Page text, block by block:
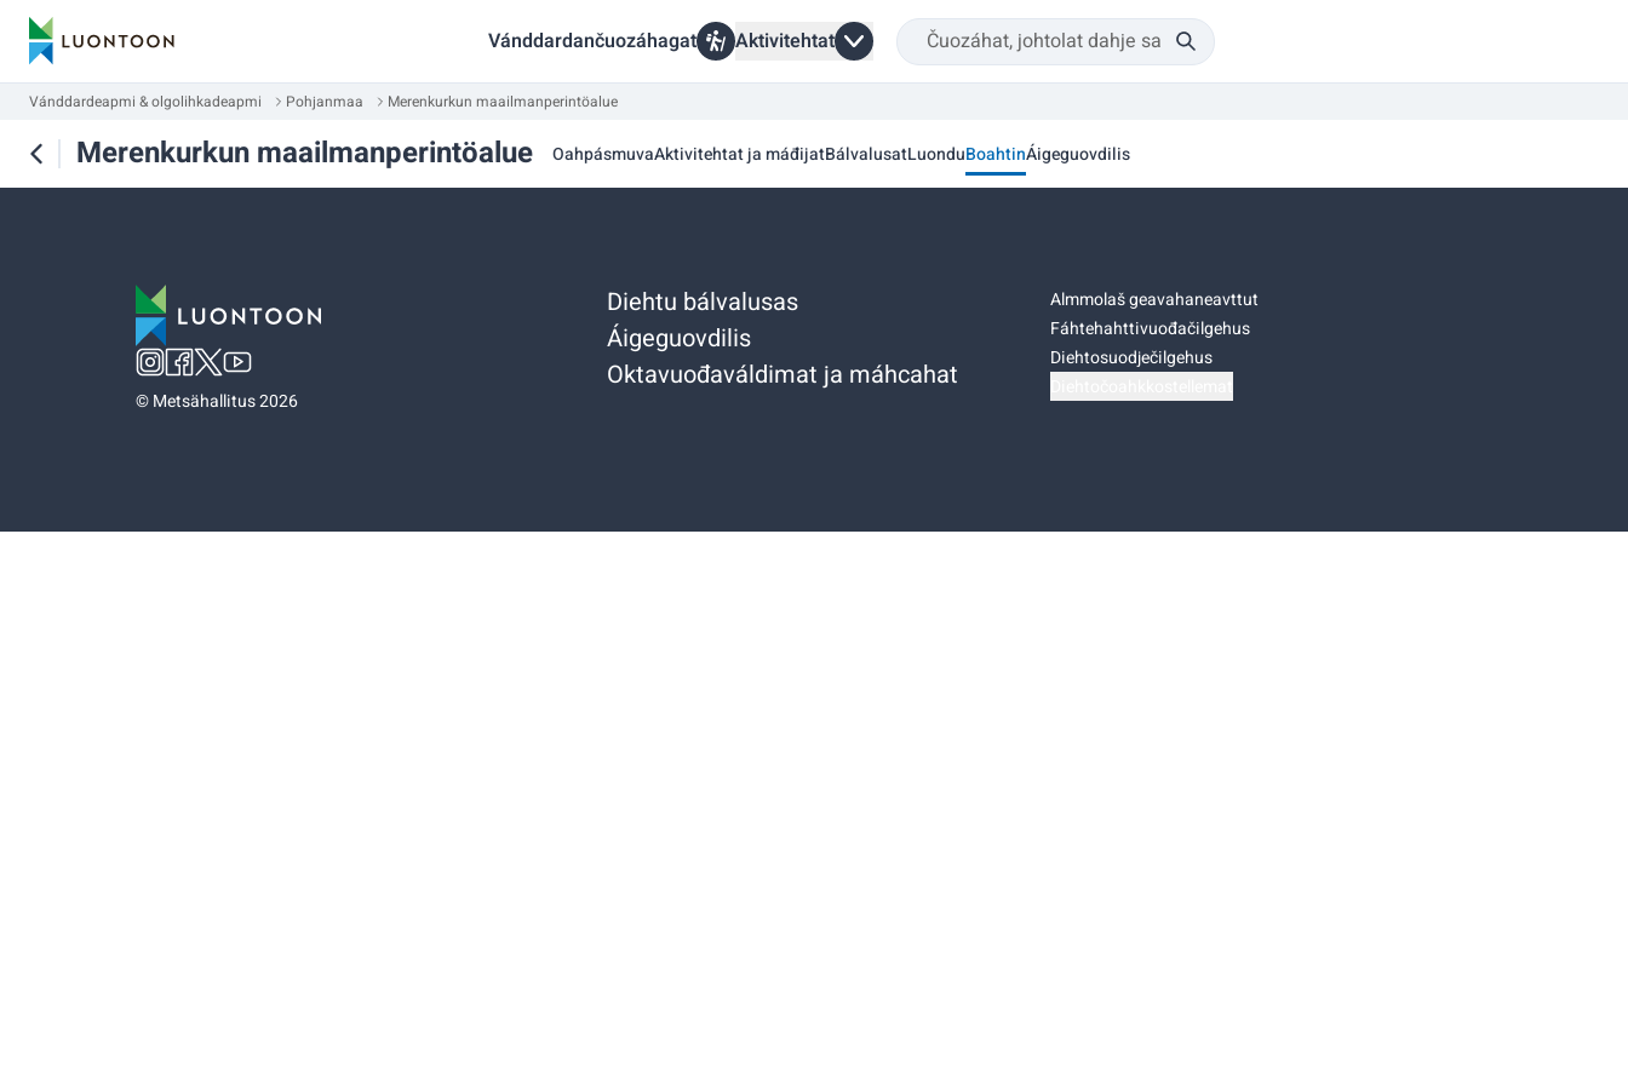
Vánddardančuozáhagat Aktivitehtat
Vánddardeapmi & olgolihkadeapmi Pohjanmaa Merenkurkun maailmanperintöalue
Merenkurkun maailmanperintöalue OahpásmuvaAktivitehtat ja máđijatBálvalusatLuonduBoahtinÁigeguovdilis
©Metsähallitus 2026
Diehtu bálvalusas
Áigeguovdilis
Oktavuođaváldimat ja máhcahat
Almmolaš geavahaneavttut
Fáhtehahttivuođačilgehus
Diehtosuodječilgehus